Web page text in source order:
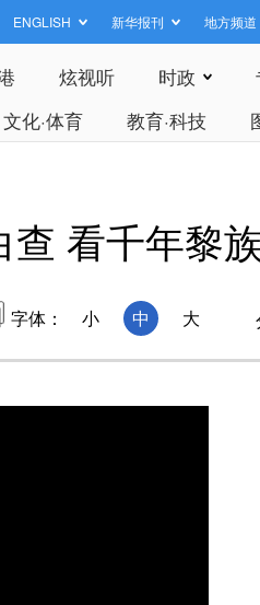
ENGLISH 新华报刊 地方频道
炫视听 时政
文化·体育 教育·科技
查 看千年黎
字体： 小 中 大